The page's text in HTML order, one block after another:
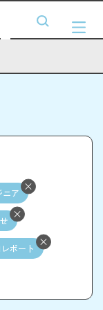
ニア
ポート